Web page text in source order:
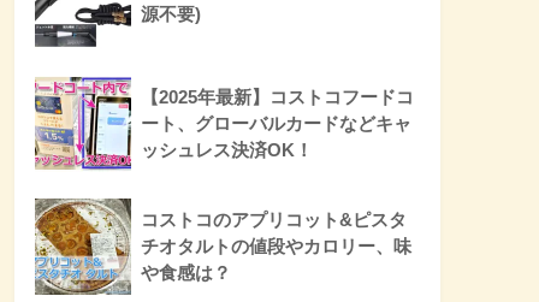
源不要)
【2025年最新】コストコフードコ
ート、グローバルカードなどキャ
ッシュレス決済OK！
コストコのアプリコット&ピスタ
チオタルトの値段やカロリー、味
や食感は？